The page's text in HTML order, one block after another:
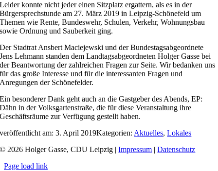
Leider konnte nicht jeder einen Sitzplatz ergattern, als es in der
Bürgersprechstunde am 27. März 2019 in Leipzig-Schönefeld um
Themen wie Rente, Bundeswehr, Schulen, Verkehr, Wohnungsbau
sowie Ordnung und Sauberkeit ging.
Der Stadtrat Ansbert Maciejewski und der Bundestagsabgeordnete
Jens Lehmann standen dem Landtagsabgeordneten Holger Gasse bei
der Beantwortung der zahlreichen Fragen zur Seite. Wir bedanken uns
für das große Interesse und für die interessanten Fragen und
Anregungen der Schönefelder.
Ein besonderer Dank geht auch an die Gastgeber des Abends, EP:
Dähn in der Volksgartenstraße, die für diese Veranstaltung ihre
Geschäftsräume zur Verfügung gestellt haben.
veröffentlicht am: 3. April 2019Kategorien: Aktuelles,Lokales
© 2026 Holger Gasse, CDU Leipzig |Impressum |Datenschutz
Page load link